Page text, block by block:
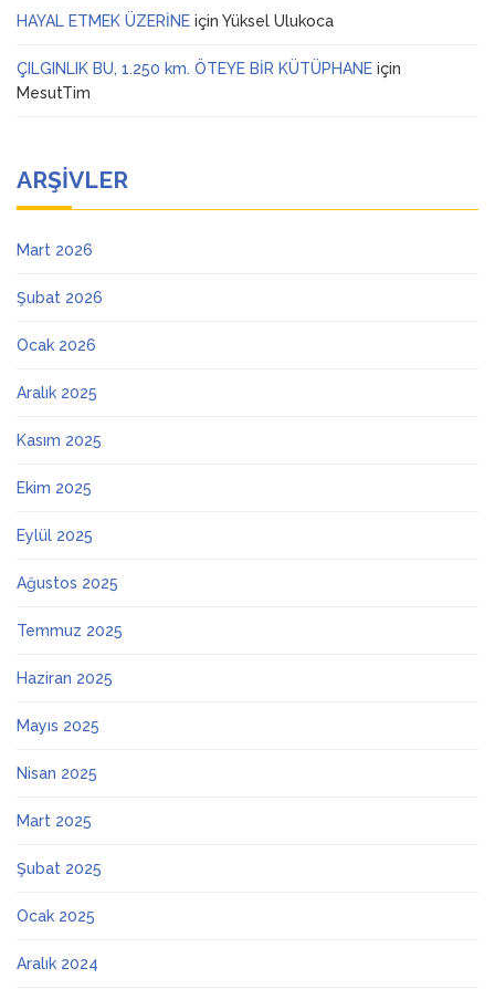
HAYAL ETMEK ÜZERİNE için Yüksel Ulukoca
ÇILGINLIK BU, 1.250 km. ÖTEYE BİR KÜTÜPHANE için
MesutTim
ARŞIVLER
Mart 2026
Şubat 2026
Ocak 2026
Aralık 2025
Kasım 2025
Ekim 2025
Eylül 2025
Ağustos 2025
Temmuz 2025
Haziran 2025
Mayıs 2025
Nisan 2025
Mart 2025
Şubat 2025
Ocak 2025
Aralık 2024